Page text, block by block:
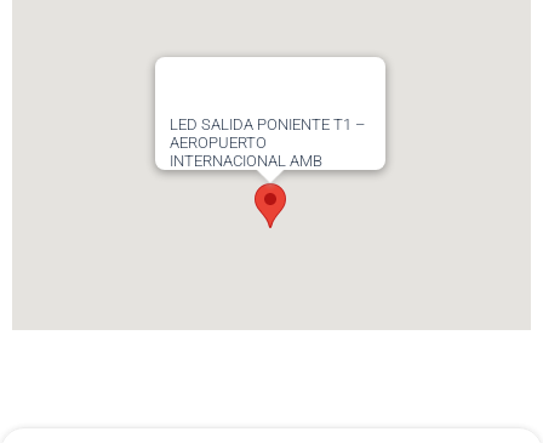
LED SALIDA PONIENTE T1 –
AEROPUERTO
INTERNACIONAL AMB